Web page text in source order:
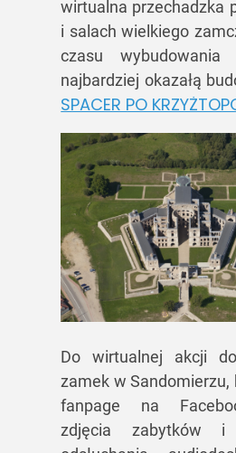
wirtualna przechadzka
i salach wielkiego
czasu wybudowania
najbardziej okazałą
SPACER PO
Do wirtualnej akcji
zamek w
fanpage na
zdjęcia zabytków